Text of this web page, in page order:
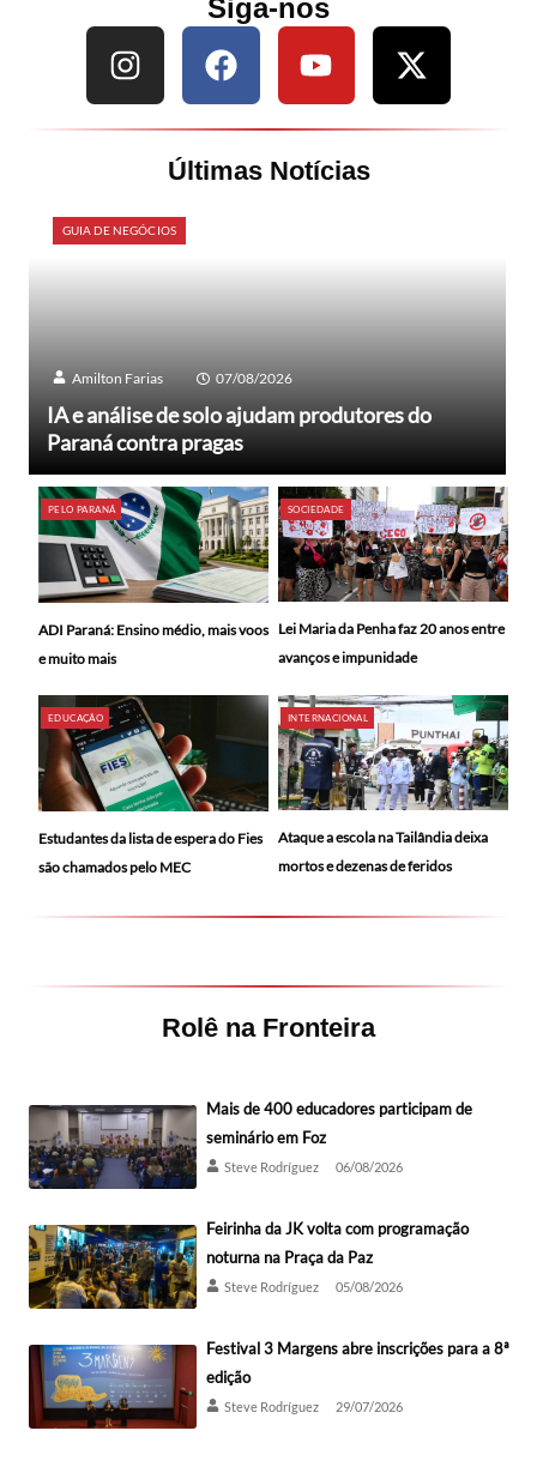
Siga-nos
Últimas Notícias
GUIA DE NEGÓCIOS
Amilton Farias 07/08/2026
IA e análise de solo ajudam produtores do
Paraná contra pragas
PELO PARANÁ
ADI Paraná: Ensino médio, mais voos
e muito mais
SOCIEDADE
Lei Maria da Penha faz 20 anos entre
avanços e impunidade
EDUCAÇÃO
Estudantes da lista de espera do Fies
são chamados pelo MEC
INTERNACIONAL
Ataque a escola na Tailândia deixa
mortos e dezenas de feridos
Rolê na Fronteira
Mais de 400 educadores participam de
seminário em Foz
Steve Rodríguez 06/08/2026
Feirinha da JK volta com programação
noturna na Praça da Paz
Steve Rodríguez 05/08/2026
Festival 3 Margens abre inscrições para a 8ª
edição
Steve Rodríguez 29/07/2026